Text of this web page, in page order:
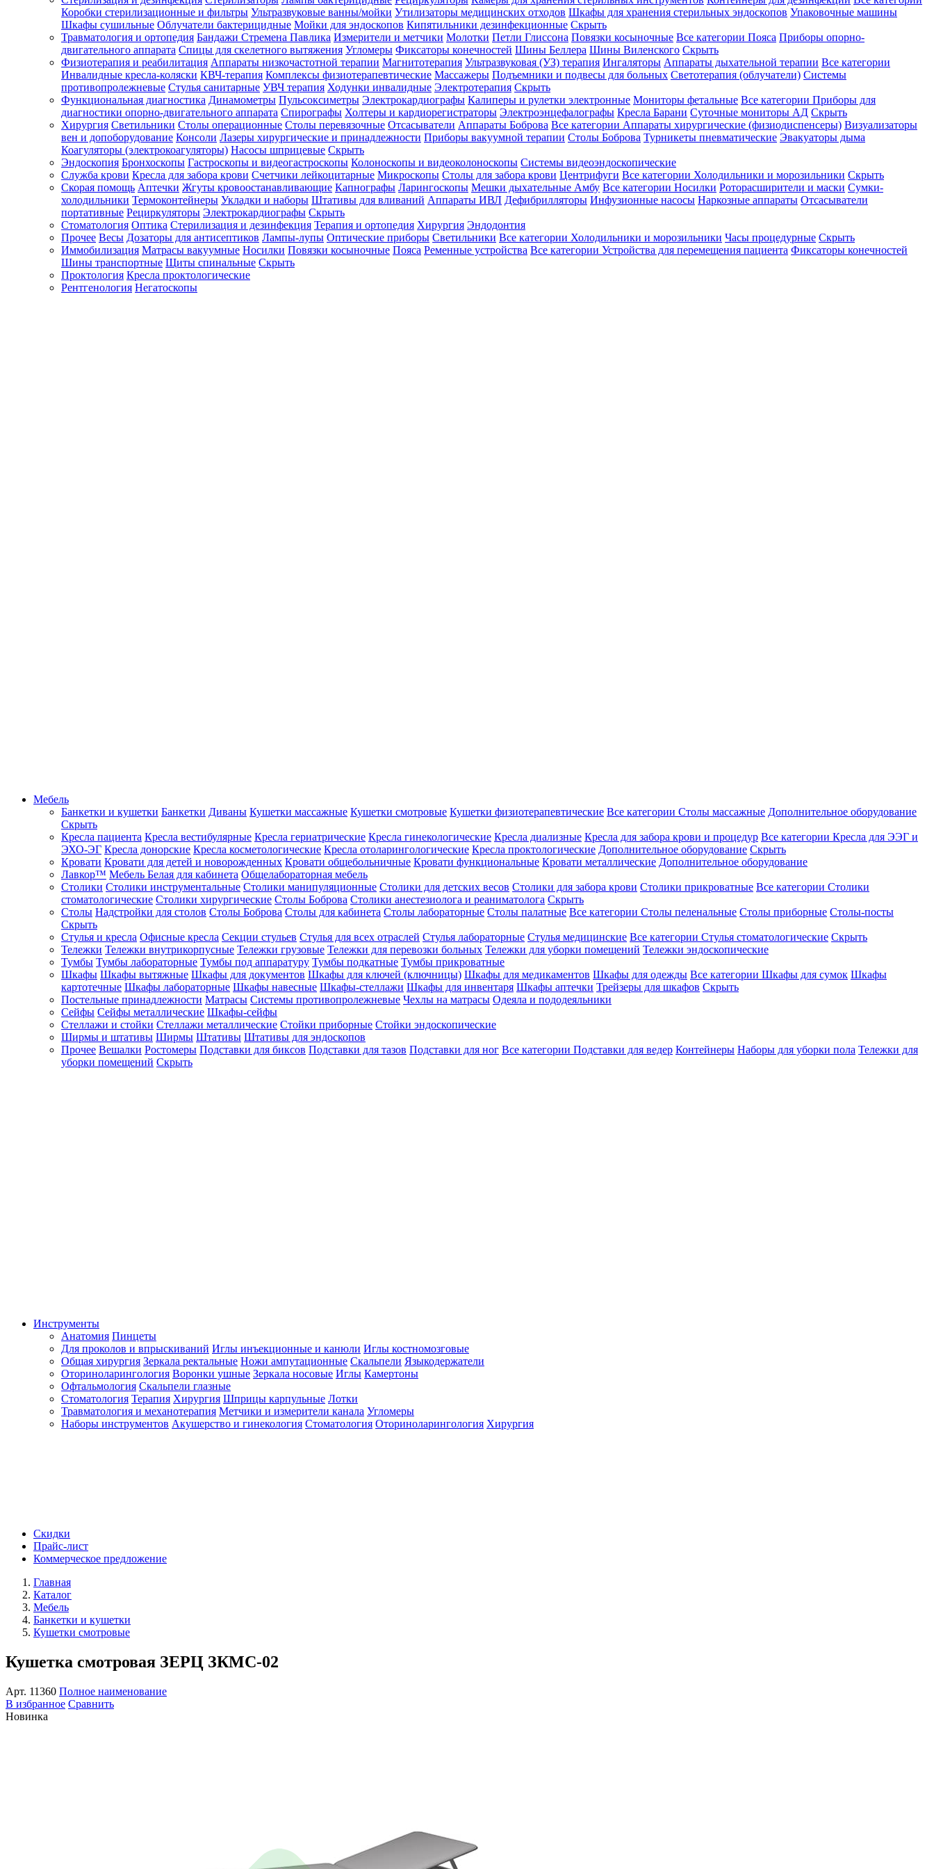
Зарегистрироваться
Зачем
регистрироваться?
Все
покупки
в
одном
месте
Личный
менеджер
Отслеживание
статуса
заказа
Коробки стерилизационные и фильтры Ультразвуковые ванны/мойки Утилизаторы медицинских отходов Шкафы для хранения стерильных эндоскопов Упаковочные машины
Шкафы сушильные Облучатели бактерицидные Мойки для эндоскопов Кипятильники дезинфекционные Скрыть
Травматология и ортопедия Бандажи Стремена Павлика Измерители и метчики Молотки Петли Глиссона Повязки косыночные Все категории Пояса Приборы опорно-
двигательного аппарата Спицы для скелетного вытяжения Угломеры Фиксаторы конечностей Шины Беллера Шины Виленского Скрыть
Физиотерапия и реабилитация Аппараты низкочастотной терапии Магнитотерапия Ультразвуковая (УЗ) терапия Ингаляторы Аппараты дыхательной терапии Все категории
Инвалидные кресла-коляски КВЧ-терапия Комплексы физиотерапевтические Массажеры Подъемники и подвесы для больных Светотерапия (облучатели) Системы
противопролежневые Стулья санитарные УВЧ терапия Ходунки инвалидные Электротерапия Скрыть
Функциональная диагностика Динамометры Пульсоксиметры Электрокардиографы Калиперы и рулетки электронные Мониторы фетальные Все категории Приборы для
диагностики опорно-двигательного аппарата Спирографы Холтеры и кардиорегистраторы Электроэнцефалографы Кресла Барани Суточные мониторы АД Скрыть
Хирургия Светильники Столы операционные Столы перевязочные Отсасыватели Аппараты Боброва Все категории Аппараты хирургические (физиодиспенсеры) Визуализаторы
вен и допоборудование Консоли Лазеры хирургические и принадлежности Приборы вакуумной терапии Столы Боброва Турникеты пневматические Эвакуаторы дыма
Коагуляторы (электрокоагуляторы) Насосы шприцевые Скрыть
Эндоскопия Бронхоскопы Гастроскопы и видеогастроскопы Колоноскопы и видеоколоноскопы Системы видеоэндоскопические
Служба крови Кресла для забора крови Счетчики лейкоцитарные Микроскопы Столы для забора крови Центрифуги Все категории Холодильники и морозильники Скрыть
Скорая помощь Аптечки Жгуты кровоостанавливающие Капнографы Ларингоскопы Мешки дыхательные Амбу Все категории Носилки Роторасширители и маски Сумки-
холодильники Термоконтейнеры Укладки и наборы Штативы для вливаний Аппараты ИВЛ Дефибрилляторы Инфузионные насосы Наркозные аппараты Отсасыватели
портативные Рециркуляторы Электрокардиографы Скрыть
Стоматология Оптика Стерилизация и дезинфекция Терапия и ортопедия Хирургия Эндодонтия
Прочее Весы Дозаторы для антисептиков Лампы-лупы Оптические приборы Светильники Все категории Холодильники и морозильники Часы процедурные Скрыть
Иммобилизация Матрасы вакуумные Носилки Повязки косыночные Пояса Ременные устройства Все категории Устройства для перемещения пациента Фиксаторы конечностей
Шины транспортные Щиты спинальные Скрыть
Проктология Кресла проктологические
Рентгенология Негатоскопы
Мебель
Банкетки и кушетки Банкетки Диваны Кушетки массажные Кушетки смотровые Кушетки физиотерапевтические Все категории Столы массажные Дополнительное оборудование
Скрыть
Кресла пациента Кресла вестибулярные Кресла гериатрические Кресла гинекологические Кресла диализные Кресла для забора крови и процедур Все категории Кресла для ЭЭГ и
ЭХО-ЭГ Кресла донорские Кресла косметологические Кресла отоларингологические Кресла проктологические Дополнительное оборудование Скрыть
Кровати Кровати для детей и новорожденных Кровати общебольничные Кровати функциональные Кровати металлические Дополнительное оборудование
Лавкор™ Мебель Белая для кабинета Общелабораторная мебель
Столики Столики инструментальные Столики манипуляционные Столики для детских весов Столики для забора крови Столики прикроватные Все категории Столики
стоматологические Столики хирургические Столы Боброва Столики анестезиолога и реаниматолога Скрыть
Столы Надстройки для столов Столы Боброва Столы для кабинета Столы лабораторные Столы палатные Все категории Столы пеленальные Столы приборные Столы-посты
Скрыть
Стулья и кресла Офисные кресла Секции стульев Стулья для всех отраслей Стулья лабораторные Стулья медицинские Все категории Стулья стоматологические Скрыть
Тележки Тележки внутрикорпусные Тележки грузовые Тележки для перевозки больных Тележки для уборки помещений Тележки эндоскопические
Тумбы Тумбы лабораторные Тумбы под аппаратуру Тумбы подкатные Тумбы прикроватные
Шкафы Шкафы вытяжные Шкафы для документов Шкафы для ключей (ключницы) Шкафы для медикаментов Шкафы для одежды Все категории Шкафы для сумок Шкафы
картотечные Шкафы лабораторные Шкафы навесные Шкафы-стеллажи Шкафы для инвентаря Шкафы аптечки Трейзеры для шкафов Скрыть
Постельные принадлежности Матрасы Системы противопролежневые Чехлы на матрасы Одеяла и пододеяльники
Сейфы Сейфы металлические Шкафы-сейфы
Стеллажи и стойки Стеллажи металлические Стойки приборные Стойки эндоскопические
Ширмы и штативы Ширмы Штативы Штативы для эндоскопов
Прочее Вешалки Ростомеры Подставки для биксов Подставки для тазов Подставки для ног Все категории Подставки для ведер Контейнеры Наборы для уборки пола Тележки для
уборки помещений Скрыть
Инструменты
Анатомия Пинцеты
Для проколов и впрыскиваний Иглы инъекционные и канюли Иглы костномозговые
Общая хирургия Зеркала ректальные Ножи ампутационные Скальпели Языкодержатели
Оториноларингология Воронки ушные Зеркала носовые Иглы Камертоны
Офтальмология Скальпели глазные
Стоматология Терапия Хирургия Шприцы карпульные Лотки
Травматология и механотерапия Метчики и измерители канала Угломеры
Наборы инструментов Акушерство и гинекология Стоматология Оториноларингология Хирургия
Скидки
Прайс-лист
Коммерческое предложение
Главная
Каталог
Мебель
Банкетки и кушетки
Кушетки смотровые
Кушетка смотровая ЗЕРЦ ЗКМС-02
Арт. 11360 Полное наименование
В избранное Сравнить
Новинка